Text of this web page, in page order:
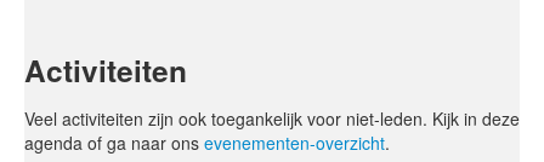
Activiteiten
Veel activiteiten zijn ook toegankelijk voor niet-leden. Kijk in deze
agenda of ga naar ons evenementen-overzicht.